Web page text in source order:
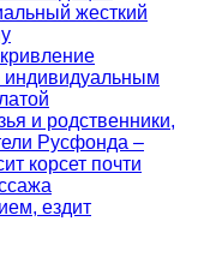
жесткий
индивидуальным
и родственники,
Русфонда –
корсет почти
ездит